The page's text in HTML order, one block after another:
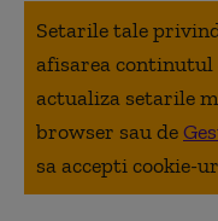
Setarile tale
afisarea continutul
actualiza setarile
browser sau de
sa accepti cookie-